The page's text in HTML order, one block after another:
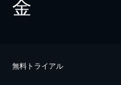
無料トライアル